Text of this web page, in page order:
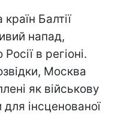
Балтії
напад,
в регіоні.
Москва
як військову
для інсценованої